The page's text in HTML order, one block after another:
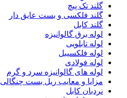
گلند تک پیچ
گلند فلكسی و بست عایق دار
گلند کابل
لوله برق گالوانیزه
لوله تابلویی
لوله فلکسیبل
لوله فولادی
لوله های گالوانیزه سرد و گرم
مزایا و معایب ریل بست چنگالی
نردبان کابل